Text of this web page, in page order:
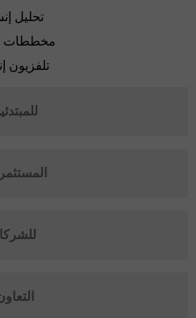
تحليل
مخططات
تلفزيون